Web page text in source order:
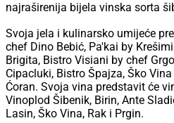
najraširenija bijela vinska sorta
Svoja jela i kulinarsko umijeće
chef Dino Bebić, Pa'kai by
Brigita, Bistro Visiani by chef
Cipacluki, Bistro Špajza, Ško
Ćoran. Svoja vina predstavit će
Vinoplod Šibenik, Birin, Ante
Lasin, Ško Vina, Rak i Prgin.